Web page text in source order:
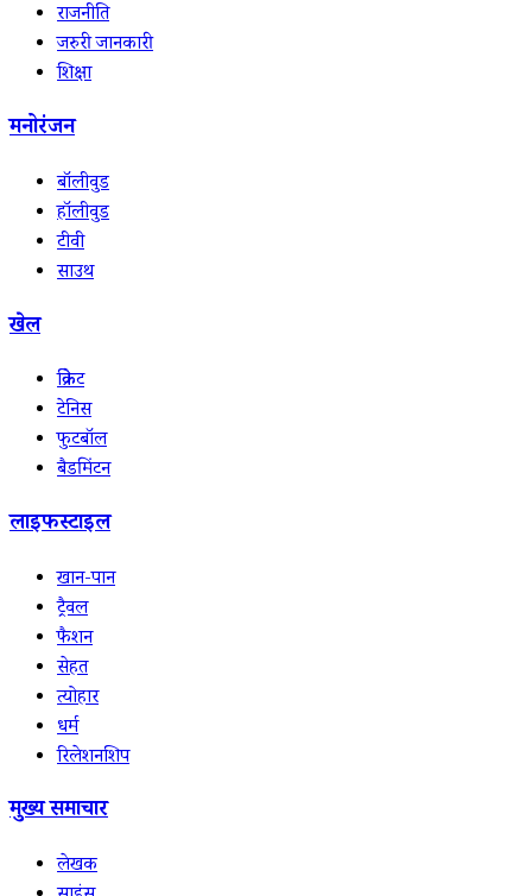
राजनीति
जरुरी जानकारी
शिक्षा
मनोरंजन
बॉलीवुड
हॉलीवुड
टीवी
साउथ
खेल
क्रिकेट
टेनिस
फुटबॉल
बैडमिंटन
लाइफस्टाइल
खान-पान
ट्रैवल
फैशन
सेहत
त्योहार
धर्म
रिलेशनशिप
मुख्य समाचार
लेखक